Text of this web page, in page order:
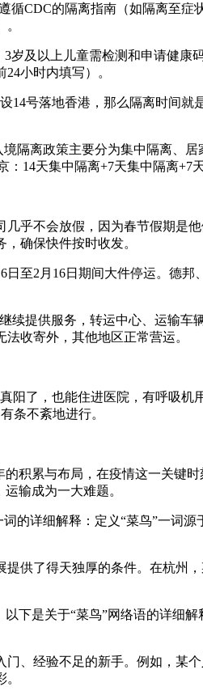
CDC的隔离指南（如隔离至
岁及以上儿童需检测和申请健
小时内填写）。
号落地香港，那么隔离时间
隔离政策主要分为集中隔离、
14天集中隔离+7天集中隔离+7
乎不会放假，因为春节假期是
确保快件按时收发。
至2月16日期间大件停运。德
提供服务，转运中心、运输车
收寄外，其他地区正常营运。
了，也能住进医院，有呼吸机
条不紊地进行。
积累与布局，在疫情这一关键
输成为一大难题。
的详细解释：定义“菜鸟”一词
供了得天独厚的条件。在杭州
下是关于“菜鸟”网络语的详细
、经验不足的新手。例如，某